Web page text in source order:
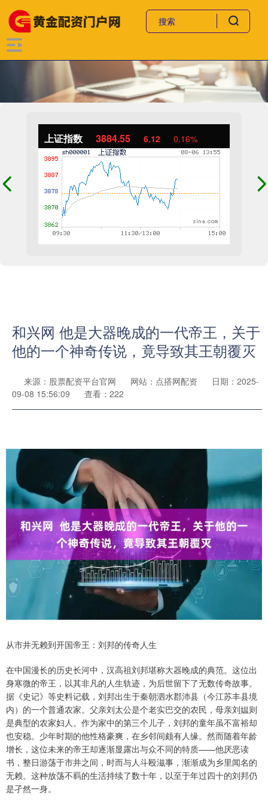
上证指数 3884.55 6.12 0.16%
和兴网 他是大器晚成的一代帝王，关于
他的一个神奇传说，竟导致其王朝覆灭
来源：股票配资平台官网 网站：点搭网配资
日期：2025-
09-08 15:56:09
查看：222
从市井无赖到开国帝王：刘邦的传奇人生
在中国漫长的历史长河中，汉高祖刘邦堪称大器晚成的典范。这位出
身寒微的帝王，以其非凡的人生轨迹，为后世留下了无数传奇故事。
据《史记》等史料记载，刘邦出生于秦朝泗水郡沛县（今江苏丰县境
内）的一个普通农家。父亲刘太公是个老实巴交的农民，母亲刘媪则
是典型的农家妇人。作为家中的第三个儿子，刘邦的童年虽不富裕却
也安稳。少年时期的他性格豪爽，在乡邻间颇有人缘。然而随着年龄
增长，这位未来的帝王却逐渐显露出与众不同的特质——他厌恶读
书，整日游荡于市井之间，时而与人斗殴滋事，渐渐成为乡里闻名的
无赖。这种放荡不羁的生活持续了数十年，以至于年过四十的刘邦仍
是孑然一身。